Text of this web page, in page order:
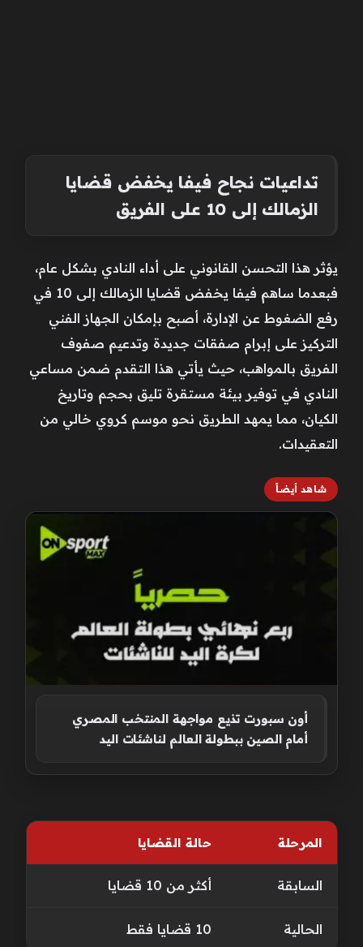
تداعيات نجاح فيفا يخفض قضايا
الزمالك إلى 10 على الفريق
يؤثر هذا التحسن القانوني على أداء النادي بشكل عام،
فبعدما ساهم فيفا يخفض قضايا الزمالك إلى 10 في
رفع الضغوط عن الإدارة، أصبح بإمكان الجهاز الفني
التركيز على إبرام صفقات جديدة وتدعيم صفوف
الفريق بالمواهب، حيث يأتي هذا التقدم ضمن مساعي
النادي في توفير بيئة مستقرة تليق بحجم وتاريخ
الكيان، مما يمهد الطريق نحو موسم كروي خالي من
التعقيدات.
شاهد أيضاً
أون سبورت تذيع مواجهة المنتخب المصري
أمام الصين ببطولة العالم لناشئات اليد
المرحلة حالة القضايا
السابقة أكثر من 10 قضايا
الحالية 10 قضايا فقط